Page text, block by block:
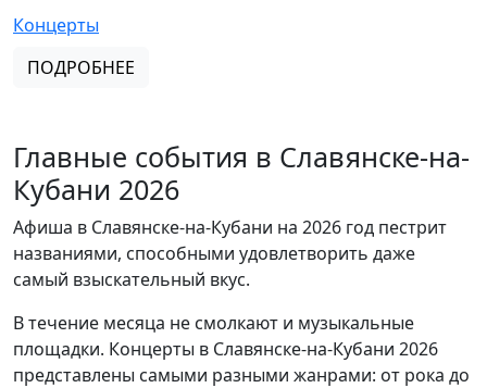
Концерты
ПОДРОБНЕЕ
Главные события в Славянске-на-
Кубани 2026
Афиша в Славянске-на-Кубани на 2026 год пестрит
названиями, способными удовлетворить даже
самый взыскательный вкус.
В течение месяца не смолкают и музыкальные
площадки. Концерты в Славянске-на-Кубани 2026
представлены самыми разными жанрами: от рока до